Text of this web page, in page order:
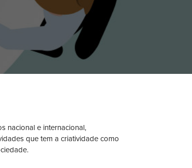
nacional e internacional,
que tem a criatividade como